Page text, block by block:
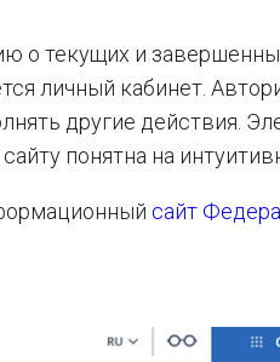
о текущих и
личный кабинет.
другие действия.
понятна на
сайт